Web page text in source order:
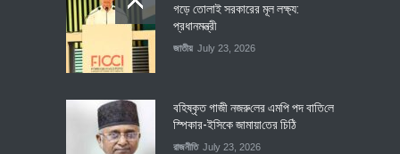
গড়ে তোলাই সরকারের মূল লক্ষ্য:
প্রধানমন্ত্রী
জাতীয় July 23, 2026
বহিষ্কৃত গাজী নজরু‌লের এম‌পি পদ বা‌তি‌লে
স্পিকার-ইসিকে জামায়া‌তের চি‌ঠি
রাজনীতি July 23, 2026